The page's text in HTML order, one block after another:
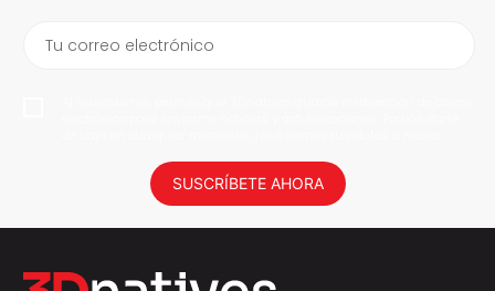
Tu correo electrónico
SUSCRÍBETE AHORA